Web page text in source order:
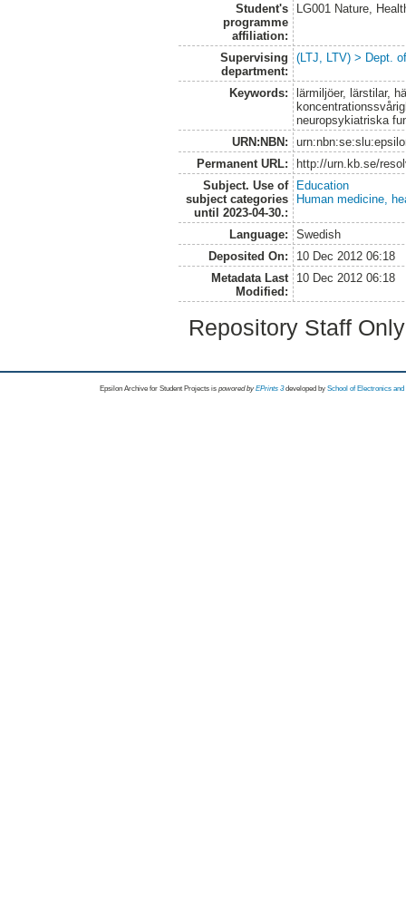
Student's
programme
affiliation:
LG001 Nature,
Supervising
department:
(LTJ, LTV) > Dept.
Keywords:
lärmiljöer, lärstilar,
neuropsykiatriska
URN:NBN:
Permanent URL:
http://urn.kb.se/
Subject. Use of
subject categories
until 2023-04-30.:
Education
Human medicine,
Language:
Swedish
Deposited On:
10 Dec 2012 06:18
Metadata Last
Modified:
10 Dec 2012 06:18
Repository Staff
Epsilon Archive for Student Projects is powored byEPrints 3 developed by School of Electronics